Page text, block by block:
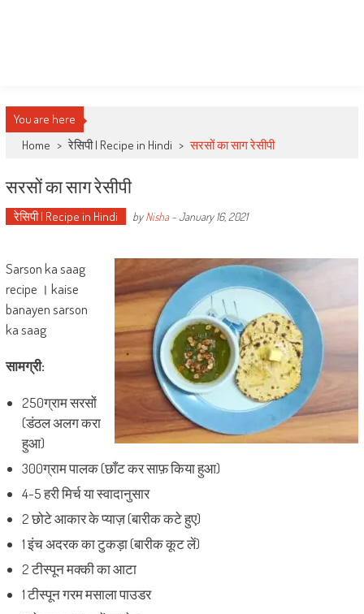
You are here
Home > रेसिपी | Recipe in Hindi > सरसों का साग रेसीपी
सरसों का साग रेसीपी
रेसिपी | Recipe in Hindi byNisha-January 16, 2021
Sarson ka saag
recipe । kaise
banayen sarson
ka saag
सामग्री:
250ग्राम सरसों
(डंठल अलग करा
हुआ)
300ग्राम पालक (छाँट कर साफ़ किया हुआ)
4-5 हरी मिर्च या स्वादानुसार
2 छोटे आकार के प्याज़ (बारीक कटे हुए)
1 इंच अदरक का टुकड़ा (बारीक कूट लें)
2 टीस्पून मक्की का आटा
1 टीस्पून गरम मसाला पाउडर